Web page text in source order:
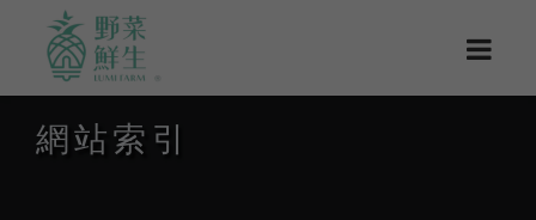
網站索引